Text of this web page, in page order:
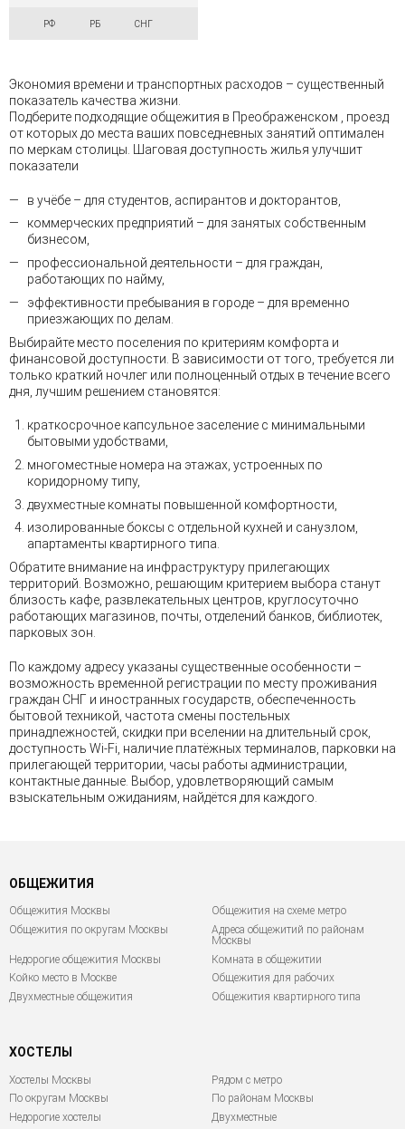
РФ РБ СНГ
Экономия времени и транспортных расходов – существенный
показатель качества жизни.
Подберите подходящие общежития в Преображенском , проезд
от которых до места ваших повседневных занятий оптимален
по меркам столицы. Шаговая доступность жилья улучшит
показатели
в учёбе – для студентов, аспирантов и докторантов,
коммерческих предприятий – для занятых собственным
бизнесом,
профессиональной деятельности – для граждан,
работающих по найму,
эффективности пребывания в городе – для временно
приезжающих по делам.
Выбирайте место поселения по критериям комфорта и
финансовой доступности. В зависимости от того, требуется ли
только краткий ночлег или полноценный отдых в течение всего
дня, лучшим решением становятся:
краткосрочное капсульное заселение с минимальными
бытовыми удобствами,
многоместные номера на этажах, устроенных по
коридорному типу,
двухместные комнаты повышенной комфортности,
изолированные боксы с отдельной кухней и санузлом,
апартаменты квартирного типа.
Обратите внимание на инфраструктуру прилегающих
территорий. Возможно, решающим критерием выбора станут
близость кафе, развлекательных центров, круглосуточно
работающих магазинов, почты, отделений банков, библиотек,
парковых зон.
По каждому адресу указаны существенные особенности –
возможность временной регистрации по месту проживания
граждан СНГ и иностранных государств, обеспеченность
бытовой техникой, частота смены постельных
принадлежностей, скидки при вселении на длительный срок,
доступность Wi-Fi, наличие платёжных терминалов, парковки на
прилегающей территории, часы работы администрации,
контактные данные. Выбор, удовлетворяющий самым
взыскательным ожиданиям, найдётся для каждого.
ОБЩЕЖИТИЯ
Общежития Москвы
Общежития на схеме метро
Общежития по округам Москвы
Адреса общежитий по районам
Москвы
Недорогие общежития Москвы
Комната в общежитии
Койко место в Москве
Общежития для рабочих
Двухместные общежития
Общежития квартирного типа
ХОСТЕЛЫ
Хостелы Москвы
По округам Москвы
Недорогие хостелы
Рядом с метро
По районам Москвы
Двухместные